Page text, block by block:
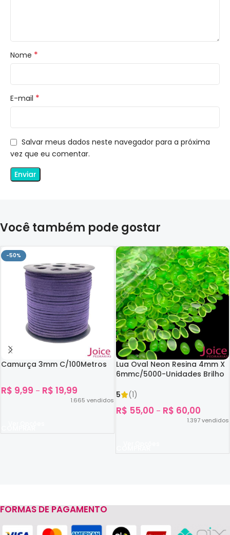
Nome *
E-mail *
Salvar meus dados neste navegador para a próxima
vez que eu comentar.
Você também pode gostar
-50%
Camurça 3mm C/100Metros
R$ 9,99 – R$ 19,99
1.665 vendidos
Lua Oval Neon Resina 4mm X
6mmc/5000-Unidades Brilho
5
(1)
R$ 55,00 – R$ 60,00
1.397vendidos
Read more
FORMAS DE PAGAMENTO